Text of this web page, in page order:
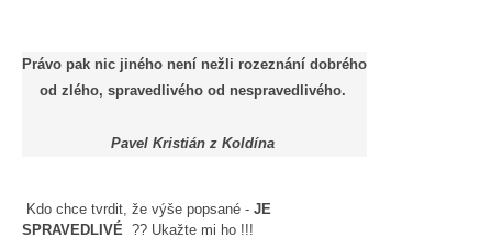
Právo pak nic jiného není nežli rozeznání dobrého
od zlého, spravedlivého od nespravedlivého.
Pavel Kristián z Koldína
Kdo chce tvrdit, že výše popsané - JE
SPRAVEDLIVÉ ?? Ukažte mi ho !!!